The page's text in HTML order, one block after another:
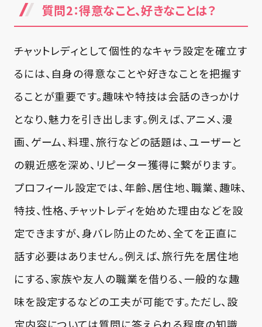
質問2：得意なこと、好きなことは？
チャットレディとして個性的なキャラ設定を確立す
るには、自身の得意なことや好きなことを把握す
ることが重要です。趣味や特技は会話のきっかけ
となり、魅力を引き出します。例えば、アニメ、漫
画、ゲーム、料理、旅行などの話題は、ユーザーと
の親近感を深め、リピーター獲得に繋がります。
プロフィール設定では、年齢、居住地、職業、趣味、
特技、性格、チャットレディを始めた理由などを設
定できますが、身バレ防止のため、全てを正直に
話す必要はありません。例えば、旅行先を居住地
にする、家族や友人の職業を借りる、一般的な趣
味を設定するなどの工夫が可能です。ただし、設